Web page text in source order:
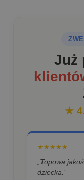
Już
★
★★★★★
„Topowa
dziecka.”